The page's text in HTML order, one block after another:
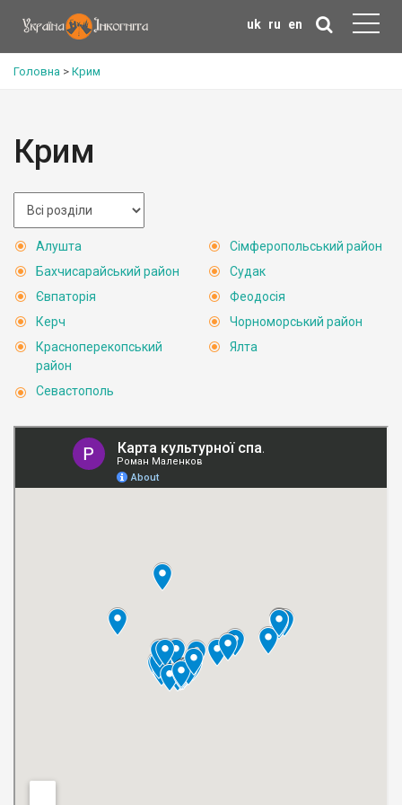
uk ru en
Головна > Крим
Крим
Алушта
Бахчисарайський район
Євпаторія
Керч
Красноперекопський
район
Севастополь
Сімферопольський район
Судак
Феодосія
Чорноморський район
Ялта